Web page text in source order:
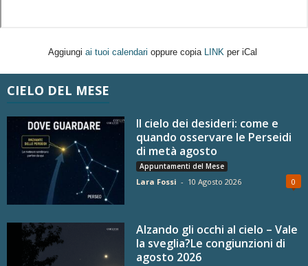
Aggiungi ai tuoi calendari oppure copia LINK per iCal
CIELO DEL MESE
Il cielo dei desideri: come e
quando osservare le Perseidi
di metà agosto
Appuntamenti del Mese
Lara Fossi - 10 Agosto 2026 0
Alzando gli occhi al cielo – Vale
la sveglia?Le congiunzioni di
agosto 2026